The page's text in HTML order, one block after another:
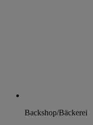
Backshop/Bäckerei